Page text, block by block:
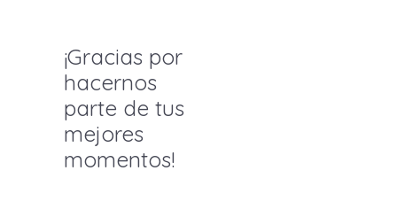
¡Gracias por
hacernos
parte de tus
mejores
momentos!